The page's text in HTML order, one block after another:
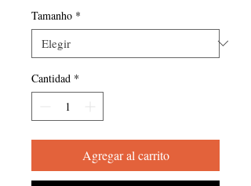
Tamanho *
Cantidad *
Agregar al carrito